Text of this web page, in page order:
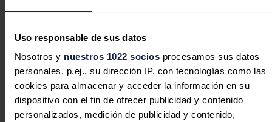
Uso responsable de sus datos
Nosotros y nuestros 1022 sociosprocesamos sus datos
personales, p.ej., su dirección IP, con tecnologías como las
cookies para almacenar y acceder la información en su
dispositivo con el fin de ofrecer publicidad y contenido
personalizados, medición de publicidad y contenido,
extraordinariamente caras".
siempre", y acometiendo una reforma impositiva en España, de
manera que "las rentas más altas y las economías con mayores
beneficios sean las que asuman el dinero que se deje de recaudar de
forma perenne bajando el IVA".
De esta manera, indicó que estas medidas que aprobará el
de Ministros"no van a resolver el problema", y tan solo van a
hacer "aparentar" temporalmente que el recibo no sube tanto.